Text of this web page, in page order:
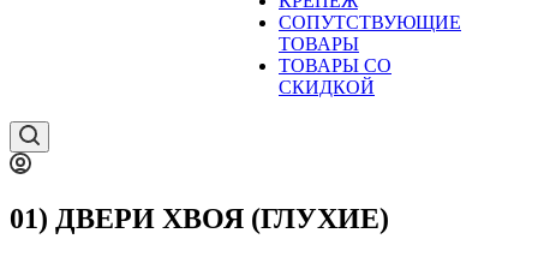
СОПУТСТВУЮЩИЕ
ТОВАРЫ
ТОВАРЫ СО
СКИДКОЙ
01) ДВЕРИ ХВОЯ (ГЛУХИЕ)